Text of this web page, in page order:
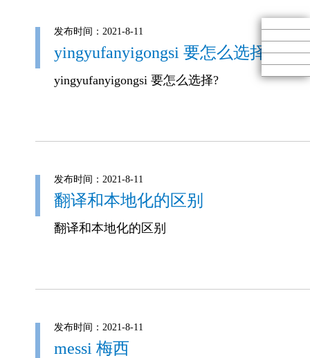
发布时间：2021-8-11
yingyufanyigongsi 要怎么选择?
yingyufanyigongsi 要怎么选择?
发布时间：2021-8-11
翻译和本地化的区别
翻译和本地化的区别
发布时间：2021-8-11
messi 梅西